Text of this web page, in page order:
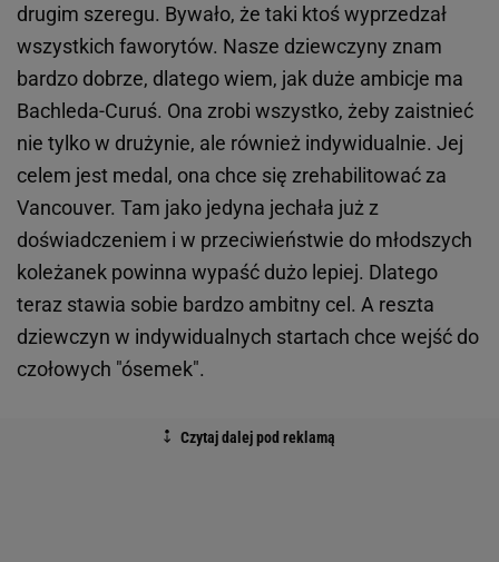
drugim szeregu. Bywało, że taki ktoś wyprzedzał
wszystkich faworytów. Nasze dziewczyny znam
bardzo dobrze, dlatego wiem, jak duże ambicje ma
Bachleda-Curuś. Ona zrobi wszystko, żeby zaistnieć
nie tylko w drużynie, ale również indywidualnie. Jej
celem jest medal, ona chce się zrehabilitować za
Vancouver. Tam jako jedyna jechała już z
doświadczeniem i w przeciwieństwie do młodszych
koleżanek powinna wypaść dużo lepiej. Dlatego
teraz stawia sobie bardzo ambitny cel. A reszta
dziewczyn w indywidualnych startach chce wejść do
czołowych "ósemek".